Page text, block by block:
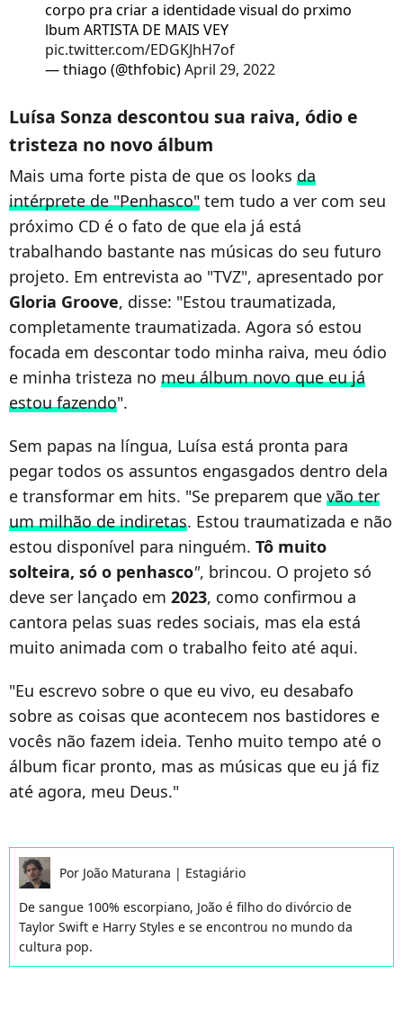
corpo pra criar a identidade visual do prximo
lbum ARTISTA DE MAIS VEY
pic.twitter.com/EDGKJhH7of
— thiago (@thfobic)April 29, 2022
Luísa Sonza descontou sua raiva, ódio e
tristeza no novo álbum
Mais uma forte pista de que os looks da
intérprete de "Penhasco" tem tudo a ver com seu
próximo CD é o fato de que ela já está
trabalhando bastante nas músicas do seu futuro
projeto. Em entrevista ao "TVZ", apresentado por
Gloria Groove, disse: "Estou traumatizada,
completamente traumatizada. Agora só estou
focada em descontar todo minha raiva, meu ódio
e minha tristeza no meu álbum novo que eu já
estou fazendo".
Sem papas na língua, Luísa está pronta para
pegar todos os assuntos engasgados dentro dela
e transformar em hits. "Se preparem que vão ter
um milhão de indiretas. Estou traumatizada e não
estou disponível para ninguém. Tô muito
solteira, só o penhasco", brincou. O projeto só
deve ser lançado em 2023, como confirmou a
cantora pelas suas redes sociais, mas ela está
muito animada com o trabalho feito até aqui.
"Eu escrevo sobre o que eu vivo, eu desabafo
sobre as coisas que acontecem nos bastidores e
vocês não fazem ideia. Tenho muito tempo até o
álbum ficar pronto, mas as músicas que eu já fiz
até agora, meu Deus."
Por João Maturana | Estagiário
De sangue 100% escorpiano, João é filho do divórcio de
Taylor Swift e Harry Styles e se encontrou no mundo da
cultura pop.